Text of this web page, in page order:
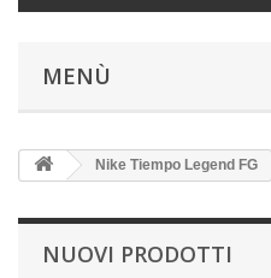
MENÙ
Nike Tiempo Legend FG
NUOVI PRODOTTI